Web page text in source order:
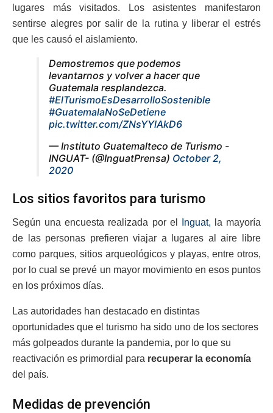
lugares más visitados. Los asistentes manifestaron
sentirse alegres por salir de la rutina y liberar el estrés
que les causó el aislamiento.
Demostremos que podemos
levantarnos y volver a hacer que
Guatemala resplandezca.
#ElTurismoEsDesarrolloSostenible
#GuatemalaNoSeDetiene
pic.twitter.com/ZNsYYlAkD6
— Instituto Guatemalteco de Turismo -
INGUAT- (@InguatPrensa) October 2,
2020
Los sitios favoritos para turismo
Según una encuesta realizada por el Inguat, la mayoría
de las personas prefieren viajar a lugares al aire libre
como parques, sitios arqueológicos y playas, entre otros,
por lo cual se prevé un mayor movimiento en esos puntos
en los próximos días.
Las autoridades han destacado en distintas
oportunidades que el turismo ha sido uno de los sectores
más golpeados durante la pandemia, por lo que su
reactivación es primordial para recuperar la economía
del país.
Medidas de prevención